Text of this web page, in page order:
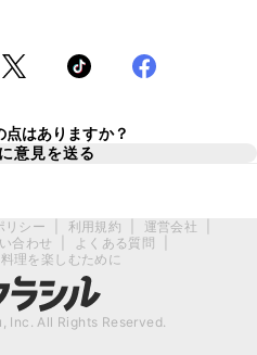
はありますか？
意見を送る
リシー 利用規約 運営会社
合わせ
よくある質問
理を楽しむために
All Rights Reserved.